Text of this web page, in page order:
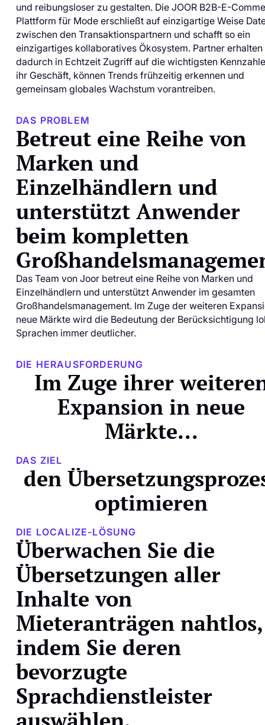
und reibungsloser zu gestalten. Die JOOR B2B-E-
Plattform für Mode erschließt auf einzigartige Weise
zwischen den Transaktionspartnern und schafft so ein
einzigartiges kollaboratives Ökosystem. Partner erhalten
dadurch in Echtzeit Zugriff auf die wichtigsten
ihr Geschäft, können Trends frühzeitig erkennen und
gemeinsam globales Wachstum vorantreiben.
DAS PROBLEM
Betreut eine Reihe von
Marken und
Einzelhändlern und
unterstützt Anwender
beim kompletten
Das Team von Joor betreut eine Reihe von Marken und
Einzelhändlern und unterstützt Anwender im gesamten
Großhandelsmanagement. Im Zuge der weiteren
neue Märkte wird die Bedeutung der Berücksichtigung
Sprachen immer deutlicher.
DIE HERAUSFORDERUNG
Im Zuge ihrer
Expansion in neue
Märkte...
DAS ZIEL
den
optimieren
DIE LOCALIZE-LÖSUNG
Überwachen Sie die
Übersetzungen aller
Inhalte von
Mieteranträgen nahtlos,
indem Sie deren
bevorzugte
Sprachdienstleister